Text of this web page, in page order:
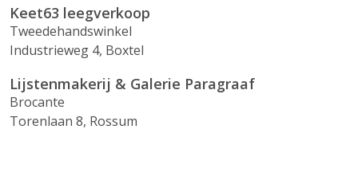
Keet63 leegverkoop
Tweedehandswinkel
Industrieweg 4, Boxtel
Lijstenmakerij & Galerie Paragraaf
Brocante
Torenlaan 8, Rossum